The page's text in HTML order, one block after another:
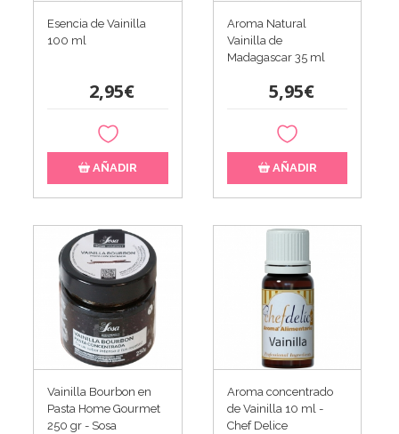
Esencia de Vainilla
100 ml
2,95€
AÑADIR
Aroma Natural
Vainilla de
Madagascar 35 ml
5,95€
AÑADIR
Vainilla Bourbon en
Pasta Home Gourmet
250 gr - Sosa
Aroma concentrado
de Vainilla 10 ml -
Chef Delice